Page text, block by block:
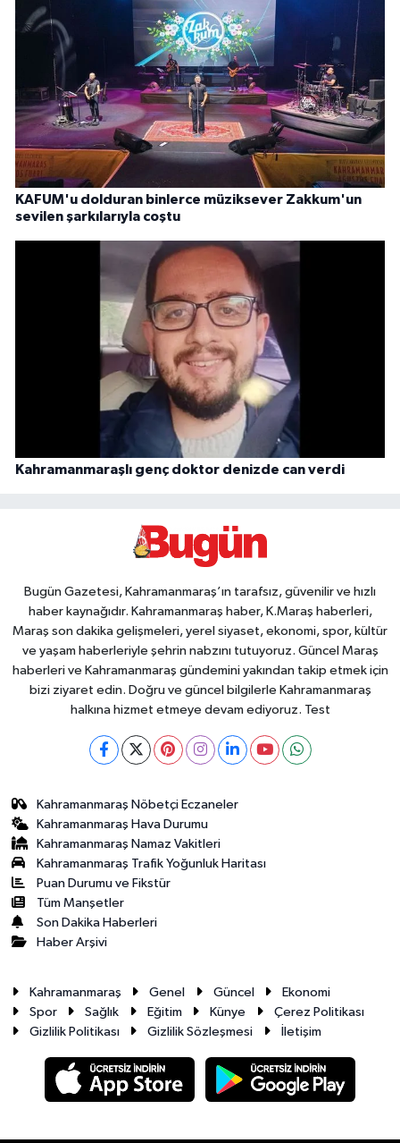
KAFUM'u dolduran binlerce müziksever Zakkum'un
sevilen şarkılarıyla coştu
Kahramanmaraşlı genç doktor denizde can verdi
Bugün Gazetesi, Kahramanmaraş’ın tarafsız, güvenilir ve hızlı
haber kaynağıdır. Kahramanmaraş haber, K.Maraş haberleri,
Maraş son dakika gelişmeleri, yerel siyaset, ekonomi, spor, kültür
ve yaşam haberleriyle şehrin nabzını tutuyoruz. Güncel Maraş
haberleri ve Kahramanmaraş gündemini yakından takip etmek için
bizi ziyaret edin. Doğru ve güncel bilgilerle Kahramanmaraş
halkına hizmet etmeye devam ediyoruz. Test
Kahramanmaraş Nöbetçi Eczaneler
Kahramanmaraş Hava Durumu
Kahramanmaraş Namaz Vakitleri
Kahramanmaraş Trafik Yoğunluk Haritası
Puan Durumu ve Fikstür
Tüm Manşetler
Son Dakika Haberleri
Haber Arşivi
Kahramanmaraş Genel Güncel
Ekonomi
Spor
Sağlık Eğitim Künye
Çerez Politikası
Gizlilik Politikası
Gizlilik Sözleşmesi İletişim